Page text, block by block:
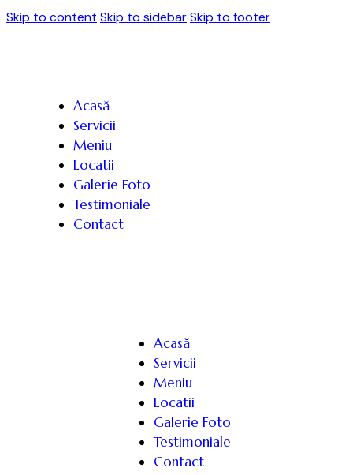
Skip to content Skip to sidebarSkip to footer
Acasă
Servicii
Meniu
Locatii
Galerie Foto
Testimoniale
Contact
Acasă
Servicii
Meniu
Locatii
Galerie Foto
Testimoniale
Contact